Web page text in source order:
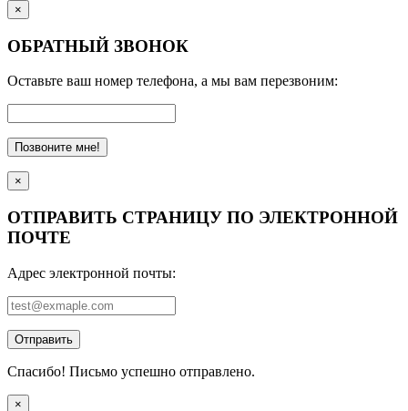
×
ОБРАТНЫЙ ЗВОНОК
Оставьте ваш номер телефона, а мы вам перезвоним:
Позвоните мне!
×
ОТПРАВИТЬ СТРАНИЦУ ПО ЭЛЕКТРОННОЙ
ПОЧТЕ
Адрес электронной почты:
Отправить
Спасибо! Письмо успешно отправлено.
×